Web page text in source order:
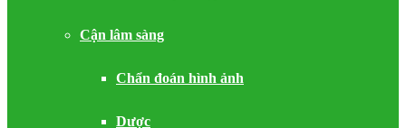
Cận lâm sàng
Chẩn đoán hình ảnh
Dược